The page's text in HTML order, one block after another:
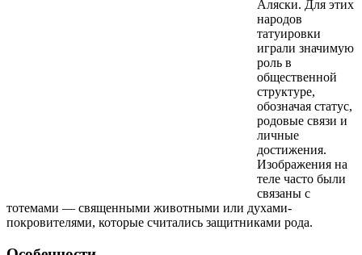
Аляски. Для этих
народов
татуировки
играли значимую
роль в
общественной
структуре,
обозначая статус,
родовые связи и
личные
достижения.
Изображения на
теле часто были
связаны с
тотемами — священными животными или духами-
покровителями, которые считались защитниками рода.